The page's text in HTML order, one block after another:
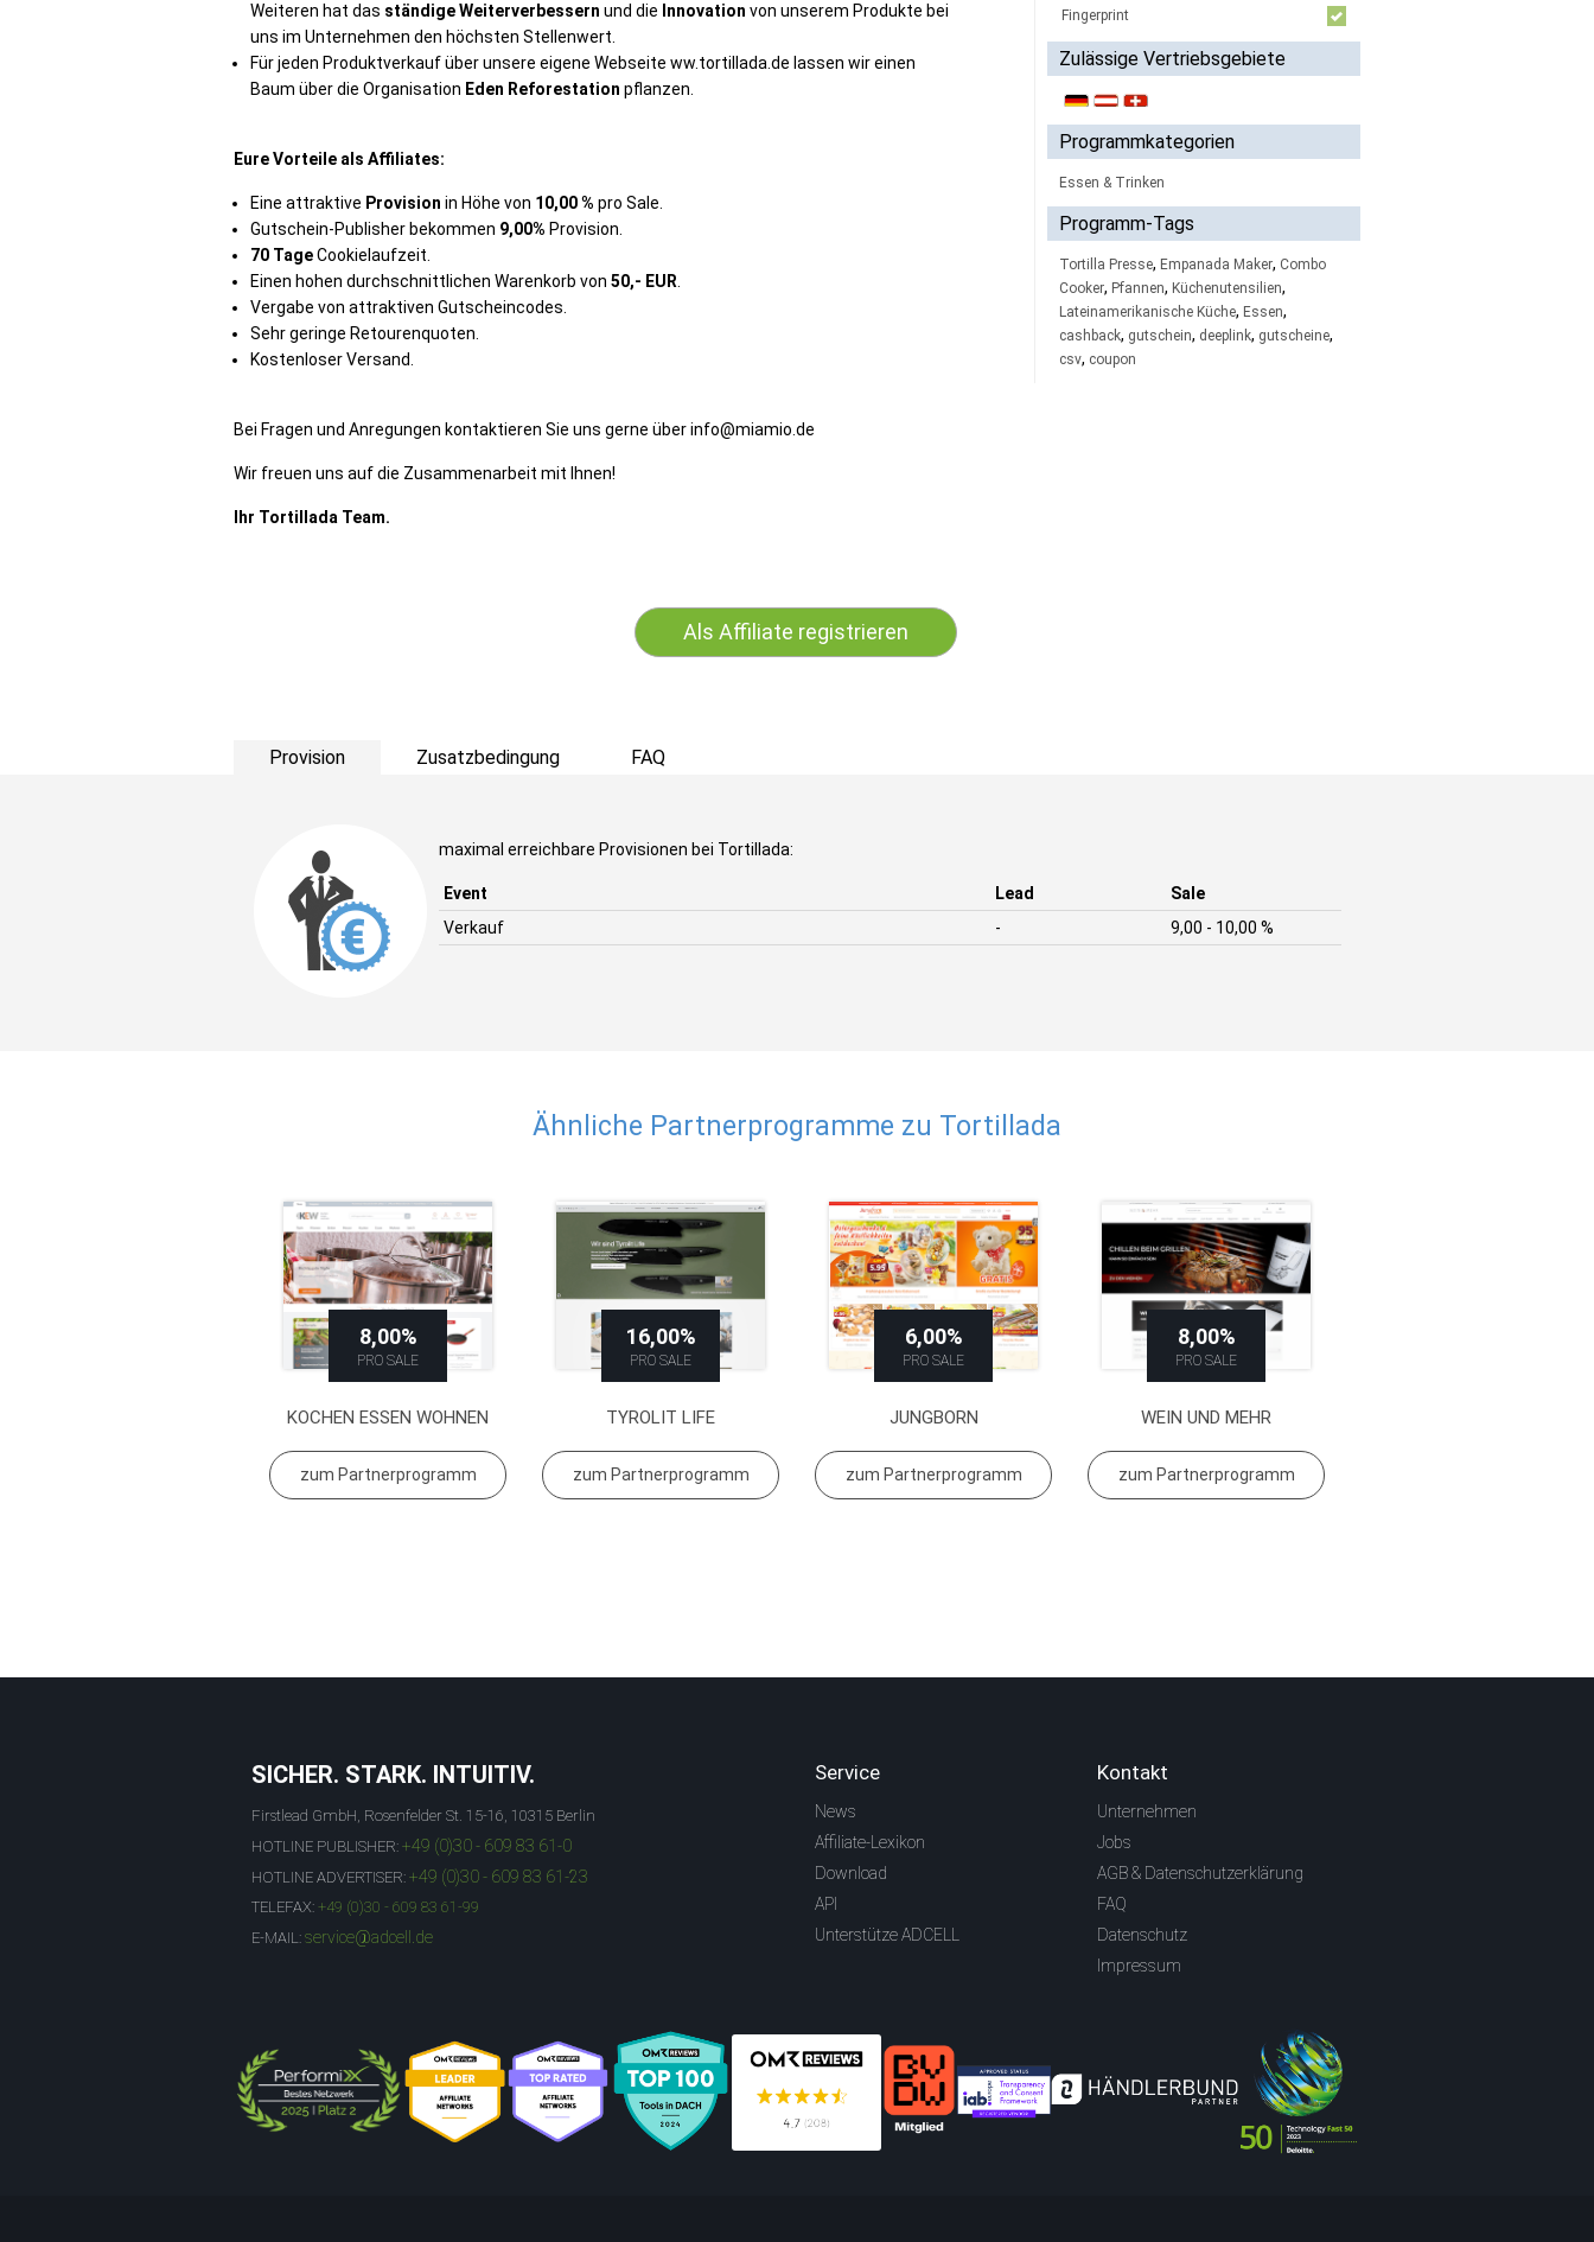
Weiteren hat das ständige Weiterverbessern und die Innovation von unserem Produkte bei
uns im Unternehmen den höchsten Stellenwert.
Für jeden Produktverkauf über unsere eigene Webseite ww.tortillada.de lassen wir einen
Baum über die Organisation Eden Reforestation pflanzen.
Eure Vorteile als Affiliates:
Eine attraktive Provision in Höhe von 10,00 % pro Sale.
Gutschein-Publisher bekommen 9,00% Provision.
70 TageCookielaufzeit.
Einen hohen durchschnittlichen Warenkorb von 50,- EUR
Vergabe von attraktiven Gutscheincodes.
Sehr geringe Retourenquoten.
Kostenloser Versand.
Bei Fragen und Anregungen kontaktieren Sie uns gerne über info@miamio.de
Wir freuen uns auf die Zusammenarbeit mit Ihnen!
Ihr Tortillada Team.
Fingerprint
Zulässige Vertriebsgebiete
Programmkategorien
Essen & Trinken
Programm-Tags
Tortilla Presse, Empanada Maker, Combo
Cooker, Pfannen, Küchenutensilien,
Lateinamerikanische Küche, Essen,
cashback, gutschein, deeplink, gutscheine,
csv, coupon
Als Affiliate registrieren
Provision Zusatzbedingung FAQ
maximal erreichbare Provisionen bei Tortillada:
Event Lead
Sale
Verkauf
- 9,00 - 10,00 %
Ähnliche Partnerprogramme zu Tortillada
8,00%
PRO SALE
KOCHEN ESSEN WOHNEN
zum Partnerprogramm
16,00%
PRO SALE
TYROLIT LIFE
zum Partnerprogramm
6,00%
PRO SALE
JUNGBORN
zum Partnerprogramm
8,00%
PRO SALE
WEIN UND MEHR
zum Partnerprogramm
SICHER. STARK. INTUITIV.
Firstlead GmbH, Rosenfelder St. 15-16, 10315 Berlin
HOTLINE PUBLISHER: +49 (0)30 - 609 83 61-0
HOTLINE ADVERTISER: +49 (0)30 - 609 83 61-23
TELEFAX: +49 (0)30 - 609 83 61-99
E-MAIL: service@adcell.de
Service
News
Affiliate-Lexikon
Download
API
Unterstütze ADCELL
Kontakt
Unternehmen
Jobs
AGB & Datenschutzerklärung
FAQ
Datenschutz
Impressum